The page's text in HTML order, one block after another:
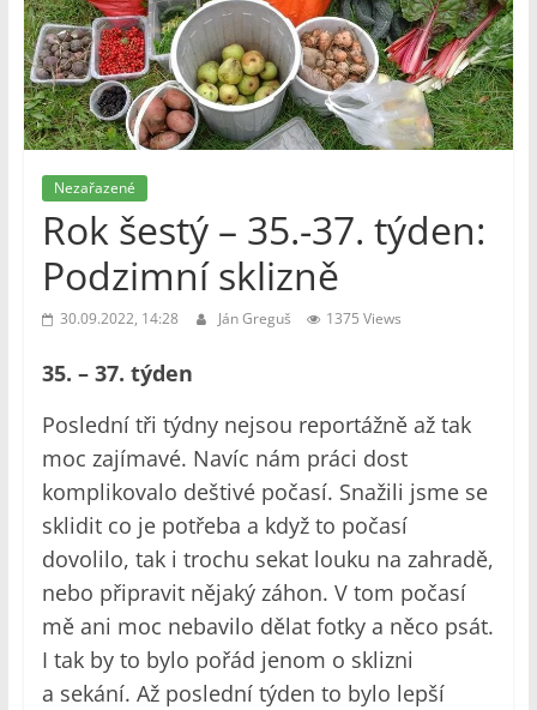
Nezařazené
Rok šestý – 35.-37. týden:
Podzimní sklizně
30.09.2022, 14:28 Ján Greguš 1375 Views
35. – 37. týden
Poslední tři týdny nejsou reportážně až tak
moc zajímavé. Navíc nám práci dost
komplikovalo deštivé počasí. Snažili jsme se
sklidit co je potřeba a když to počasí
dovolilo, tak i trochu sekat louku na zahradě,
nebo připravit nějaký záhon. V tom počasí
mě ani moc nebavilo dělat fotky a něco psát.
I tak by to bylo pořád jenom o sklizni
a sekání. Až poslední týden to bylo lepší